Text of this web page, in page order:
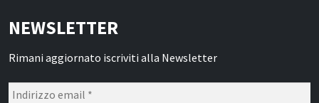
NEWSLETTER
Rimani aggiornato iscriviti alla Newsletter